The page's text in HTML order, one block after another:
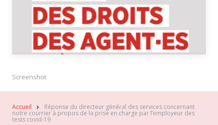
Screenshot
Accueil Réponse du directeur général des services concernant
notre courrier à propos de la prise en charge par l’employeur des
tests covid-19